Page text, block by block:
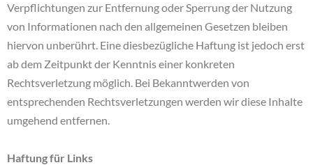
Verpflichtungen zur Entfernung oder Sperrung der Nutzung
von Informationen nach den allgemeinen Gesetzen bleiben
hiervon unberührt. Eine diesbezügliche Haftung ist jedoch erst
ab dem Zeitpunkt der Kenntnis einer konkreten
Rechtsverletzung möglich. Bei Bekanntwerden von
entsprechenden Rechtsverletzungen werden wir diese Inhalte
umgehend entfernen.
Haftung für Links